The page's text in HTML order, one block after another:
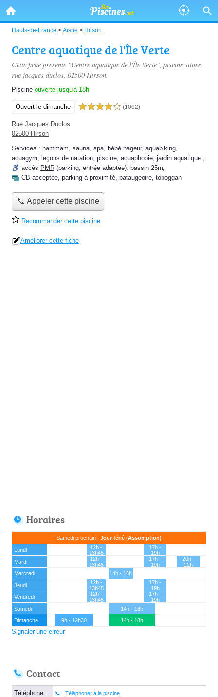
Hauts-de-France > Aisne > Hirson
Centre aquatique de l'Île Verte
Cette fiche présente "Centre aquatique de l'Île Verte", piscine située
rue jacques duclos, 02500 Hirson.
Piscine ouverte jusqu'à 18h
Ouvert le dimanche 4,0 étoiles sur 5 (1062)
Rue Jacques Duclos
02500 Hirson
Services : hammam, sauna, spa, bébé nageur, aquabiking,
aquagym, leçons de natation, piscine, aquaphobie, jardin aquatique ,
accès PMR (parking, entrée adaptée), bassin 25m,
CB acceptée, parking à proximité, pataugeoire, toboggan
📞 Appeler cette piscine
Recommander cette piscine
Améliorer cette fiche
Horaires
Samedi prochain : Jour férié (Assomption)
Lundi
12h -
13h45
17h -
19h
Mardi
12h -
13h45
17h -
19h
20h -
22h
Mercredi
14h - 16h
Jeudi
12h -
13h45
17h -
19h
Vendredi
12h -
13h45
17h -
19h
Samedi
14h - 18h
Dimanche
9h - 12h30 14h - 18h
Signaler une erreur
Contact
Téléphone Téléphoner à la piscine